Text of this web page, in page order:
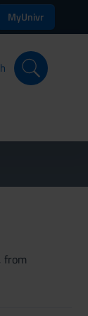
MyUnivr
from